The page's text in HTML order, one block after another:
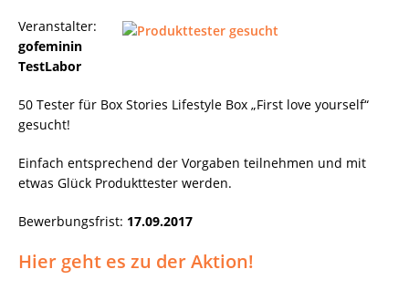
Veranstalter:
gofeminin
TestLabor
50 Tester für Box Stories Lifestyle Box „First love yourself“
gesucht!
Einfach entsprechend der Vorgaben teilnehmen und mit
etwas Glück Produkttester werden.
Bewerbungsfrist: 17.09.2017
Hier geht es zu der Aktion!